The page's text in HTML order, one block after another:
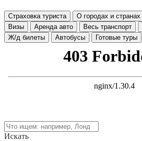
Страховка туриста О городах и странах
Визы
Аренда авто Весь транспорт
Ж/д билеты
Автобусы Готовые туры
Искать